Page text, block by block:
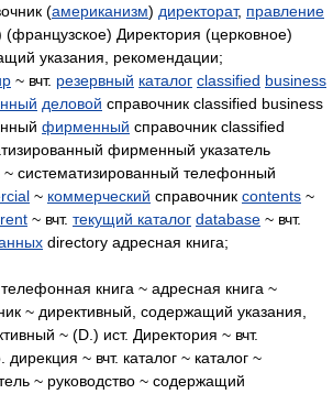
(американизм) директорат, правление
(французское) Директория (церковное)
указания, рекомендации;
~ вчт. резервный каталог classified business
деловой справочник classified business
фирменный справочник classified
фирменный указатель
систематизированный телефонный
~ коммерческий справочник contents ~
~ вчт. текущий каталог database ~ вчт.
directory адресная книга;
книга ~ адресная книга ~
~ директивный, содержащий указания,
~ (D.) ист. Директория ~ вчт.
дирекция ~ вчт. каталог ~ каталог ~
~ руководство ~ содержащий